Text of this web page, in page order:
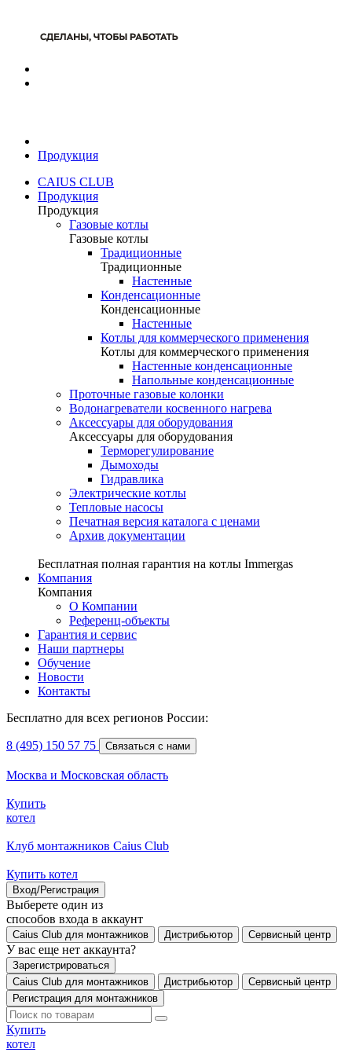
Продукция
CAIUS CLUB
Продукция
Продукция
Газовые котлы
Газовые котлы
Традиционные
Традиционные
Настенные
Конденсационные
Конденсационные
Настенные
Котлы для коммерческого применения
Котлы для коммерческого применения
Настенные конденсационные
Напольные конденсационные
Проточные газовые колонки
Водонагреватели косвенного нагрева
Аксессуары для оборудования
Аксессуары для оборудования
Терморегулирование
Дымоходы
Гидравлика
Электрические котлы
Тепловые насосы
Печатная версия каталога с ценами
Архив документации
Бесплатная полная гарантия на котлы Immergas
Компания
Компания
О Компании
Референц-объекты
Гарантия и сервис
Наши партнеры
Обучение
Новости
Контакты
Бесплатно для всех регионов России:
8 (495) 150 57 75 Связаться с нами
Москва и Московская область
Купить
котел
Клуб монтажников Caius Club
Купить котел
Вход/Регистрация
Выберете один из
способов входа в аккаунт
Caius Club для монтажников Дистрибьютор Сервисный центр
У вас еще нет аккаунта?
Зарегистрироваться
Caius Club для монтажников
Дистрибьютор
Сервисный центр
Регистрация для монтажников
Купить
котел